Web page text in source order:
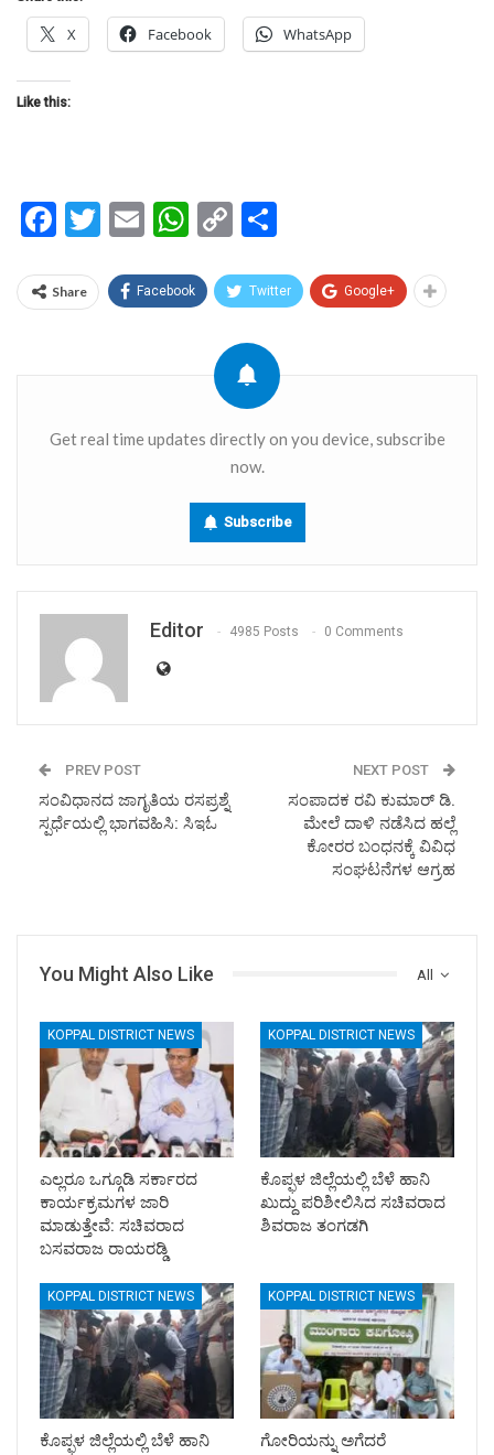
X Facebook WhatsApp
Like this:
Facebook
Twitter
EmailWhatsApp
Copy
Share Facebook Twitter Google+
Get real time updates directly on you device, subscribe
now.
Subscribe
Editor 4985 Posts 0 Comments
PREV POST
ಸಂವಿಧಾನದ ಜಾಗೃತಿಯ ರಸಪ್ರಶ್ನೆ
ಸ್ಪರ್ಧೆಯಲ್ಲಿ ಭಾಗವಹಿಸಿ: ಸಿಇಓ
NEXT POST
ಸಂಪಾದಕ ರವಿ ಕುಮಾರ್ ಡಿ.
ಮೇಲೆ ದಾಳಿ ನಡೆಸಿದ ಹಲ್ಲೆ
ಕೋರರ ಬಂಧನಕ್ಕೆ ವಿವಿಧ
ಸಂಘಟನೆಗಳ ಆಗ್ರಹ
All
You Might Also Like
KOPPAL DISTRICT NEWS
ಎಲ್ಲರೂ ಒಗ್ಗೂಡಿ ಸರ್ಕಾರದ
ಕಾರ್ಯಕ್ರಮಗಳ ಜಾರಿ
ಮಾಡುತ್ತೇವೆ: ಸಚಿವರಾದ
ಬಸವರಾಜ ರಾಯರಡ್ಡಿ
KOPPAL DISTRICT NEWS
ಕೊಪ್ಫಳ ಜಿಲ್ಲೆಯಲ್ಲಿ ಬೆಳೆ ಹಾನಿ
ಖುದ್ದು ಪರಿಶೀಲಿಸಿದ ಸಚಿವರಾದ
ಶಿವರಾಜ ತಂಗಡಗಿ
KOPPAL DISTRICT NEWS
ಕೊಪ್ಫಳ ಜಿಲ್ಲೆಯಲ್ಲಿ ಬೆಳೆ ಹಾನಿ
KOPPAL DISTRICT NEWS
ಗೋರಿಯನ್ನು ಅಗೆದರೆ